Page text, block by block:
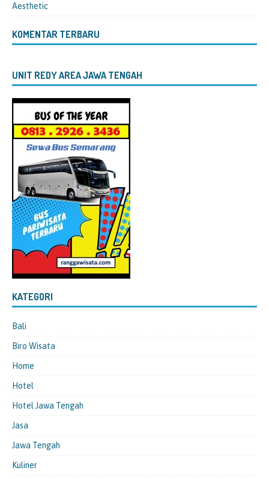
Aesthetic
KOMENTAR TERBARU
UNIT REDY AREA JAWA TENGAH
KATEGORI
Bali
Biro Wisata
Home
Hotel
Hotel Jawa Tengah
Jasa
Jawa Tengah
Kuliner